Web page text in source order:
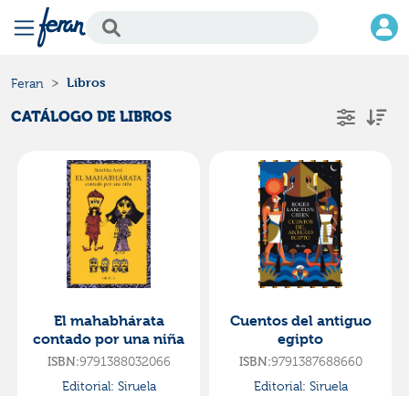
Feran Libros
CATÁLOGO DE LIBROS
El mahabhárata
contado por una niña
ISBN:9791388032066
Editorial: Siruela
Cuentos del antiguo
egipto
ISBN:9791387688660
Editorial: Siruela